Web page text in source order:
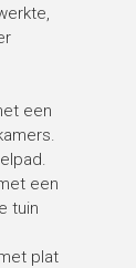
een
een
tuin
plat